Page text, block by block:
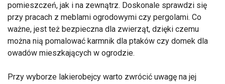
pomieszczeń, jak i na zewnątrz. Doskonale sprawdzi się
przy pracach z meblami ogrodowymi czy pergolami. Co
ważne, jest też bezpieczna dla zwierząt, dzięki czemu
można nią pomalować karmnik dla ptaków czy domek dla
owadów mieszkających w ogrodzie.
Przy wyborze lakierobejcy warto zwrócić uwagę na jej